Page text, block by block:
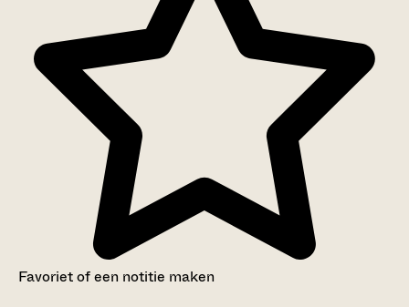
Favoriet of een notitie maken